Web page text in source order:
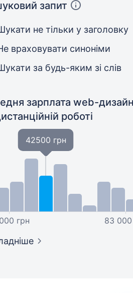
запит
не тільки у заголовку
враховувати синоніми
за будь-яким зі слів
зарплата web-
роботі
грн
42500 грн
83 000